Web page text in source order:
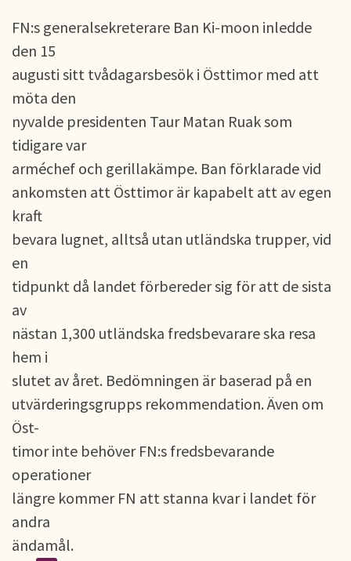
FN:s generalsekreterare Ban Ki-moon inledde
den 15
augusti sitt tvådagarsbesök i Östtimor med att
möta den
nyvalde presidenten Taur Matan Ruak som
tidigare var
arméchef och gerillakämpe. Ban förklarade vid
ankomsten att Östtimor är kapabelt att av egen
kraft
bevara lugnet, alltså utan utländska trupper, vid
en
tidpunkt då landet förbereder sig för att de sista
av
nästan 1,300 utländska fredsbevarare ska resa
hem i
slutet av året. Bedömningen är baserad på en
utvärderingsgrupps rekommendation. Även om
Öst-
timor inte behöver FN:s fredsbevarande
operationer
längre kommer FN att stanna kvar i landet för
andra
ändamål.